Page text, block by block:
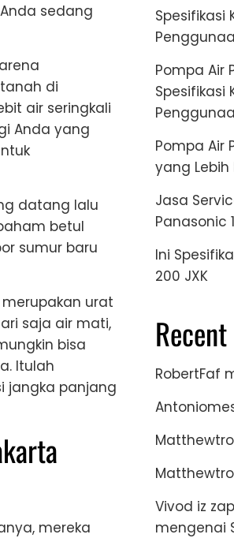
sedang
di
air seringkali
Anda yang
datang lalu
betul
sumur baru
urat
saja air mati,
bisa
Itulah
jangka panjang
mereka
Spesifikasi
Pompa Air
Spesifikasi
Pompa Air
yang Lebih
Jasa
Panasonic
Ini
200 JXK
RobertFaf
Vivod iz
mengenai